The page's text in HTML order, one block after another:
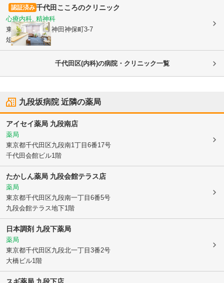
認証済み 千代田こころのクリニック
心療内科, 精神科
東京都千代田区 神田神保町3-7
俎橋ビル4階
千代田区(内科)の病院・クリニック一覧
九段坂病院近隣の薬局
アイセイ薬局 九段南店
薬局
東京都千代田区九段南1丁目6番17号
千代田会館ビル1階
たかしん薬局 九段会館テラス店
薬局
東京都千代田区九段南一丁目6番5号
九段会館テラス地下1階
日本調剤 九段下薬局
薬局
東京都千代田区九段北一丁目3番2号
大橋ビル1階